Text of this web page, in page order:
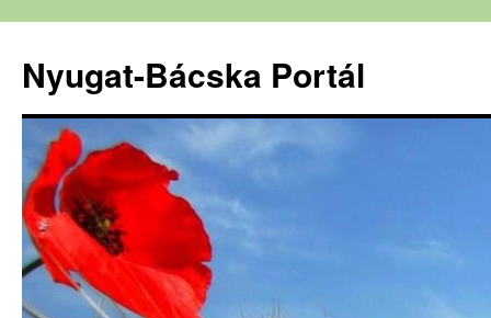
Nyugat-Bácska Portál